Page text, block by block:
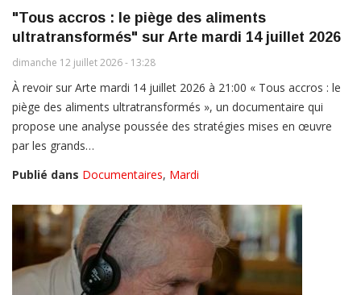
"Tous accros : le piège des aliments
ultratransformés" sur Arte mardi 14 juillet 2026
dimanche 12 juillet 2026 - 13:28
À revoir sur Arte mardi 14 juillet 2026 à 21:00 « Tous accros : le
piège des aliments ultratransformés », un documentaire qui
propose une analyse poussée des stratégies mises en œuvre
par les grands…
Publié dans Documentaires, Mardi